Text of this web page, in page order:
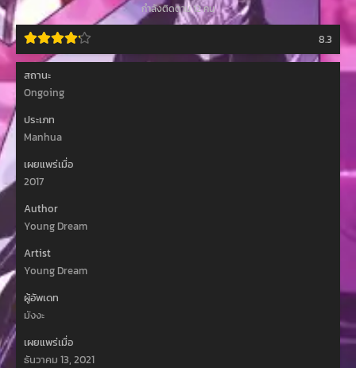
กำลังติดตาม 12 คน
8.3
สถานะ
Ongoing
ประเภท
Manhua
เผยแพร่เมื่อ
2017
Author
Young Dream
Artist
Young Dream
ผู้อัพเดท
มังงะ
เผยแพร่เมื่อ
ธันวาคม 13, 2021